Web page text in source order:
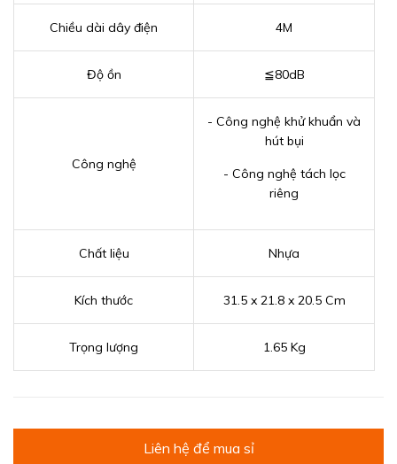
Chiều dài dây điện 4M
Độ ồn ≦80dB
Công nghệ
- Công nghệ khử khuẩn và
hút bụi
- Công nghệ tách lọc
riêng
Chất liệu Nhựa
Kích thước 31.5 x 21.8 x 20.5 Cm
Trọng lượng 1.65 Kg
Liên hệ để mua sỉ